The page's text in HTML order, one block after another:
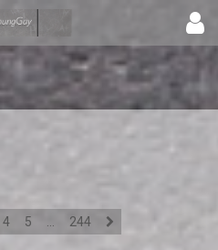
4 5 244